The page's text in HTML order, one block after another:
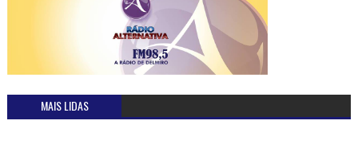
MAIS LIDAS